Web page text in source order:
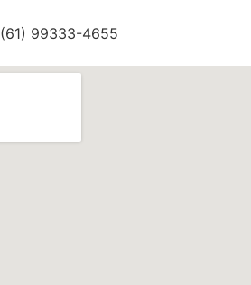
(61) 99333-4655